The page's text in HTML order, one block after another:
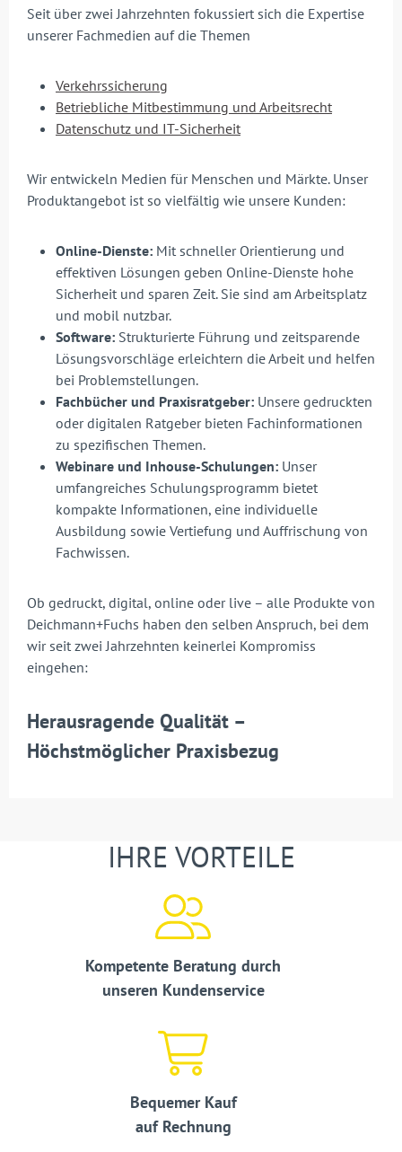
Seit über zwei Jahrzehnten fokussiert sich die Expertise
unserer Fachmedien auf die Themen
Verkehrssicherung
Betriebliche Mitbestimmung und Arbeitsrecht
Datenschutz und IT-Sicherheit
Wir entwickeln Medien für Menschen und Märkte. Unser
Produktangebot ist so vielfältig wie unsere Kunden:
Online-Dienste: Mit schneller Orientierung und
effektiven Lösungen geben Online-Dienste hohe
Sicherheit und sparen Zeit. Sie sind am Arbeitsplatz
und mobil nutzbar.
Software: Strukturierte Führung und zeitsparende
Lösungsvorschläge erleichtern die Arbeit und helfen
bei Problemstellungen.
Fachbücher und Praxisratgeber: Unsere gedruckten
oder digitalen Ratgeber bieten Fachinformationen
zu spezifischen Themen.
Webinare und Inhouse-Schulungen: Unser
umfangreiches Schulungsprogramm bietet
kompakte Informationen, eine individuelle
Ausbildung sowie Vertiefung und Auffrischung von
Fachwissen.
Ob gedruckt, digital, online oder live – alle Produkte von
Deichmann+Fuchs haben den selben Anspruch, bei dem
wir seit zwei Jahrzehnten keinerlei Kompromiss
eingehen:
Herausragende Qualität –
Höchstmöglicher Praxisbezug
IHRE VORTEILE
Kompetente Beratung durch
unseren Kundenservice
Bequemer Kauf
auf Rechnung